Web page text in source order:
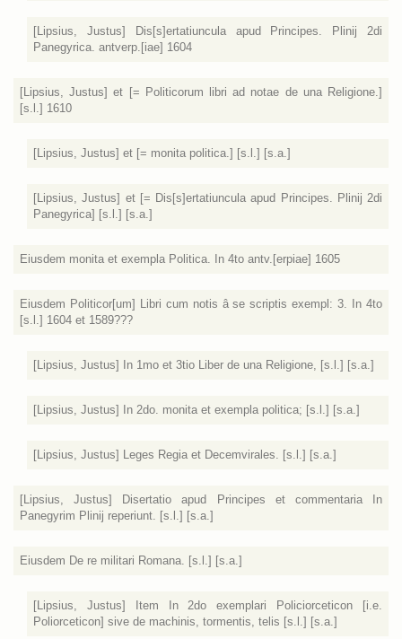
[Lipsius, Justus] Dis[s]ertatiuncula apud Principes. Plinij 2di
Panegyrica. antverp.[iae] 1604
[Lipsius, Justus] et [= Politicorum libri ad notae de una Religione.]
[s.l.] 1610
[Lipsius, Justus] et [= monita politica.] [s.l.] [s.a.]
[Lipsius, Justus] et [= Dis[s]ertatiuncula apud Principes. Plinij 2di
Panegyrica] [s.l.] [s.a.]
Eiusdem monita et exempla Politica. In 4to antv.[erpiae] 1605
Eiusdem Politicor[um] Libri cum notis â se scriptis exempl: 3. In 4to
[s.l.] 1604 et 1589???
[Lipsius, Justus] In 1mo et 3tio Liber de una Religione, [s.l.] [s.a.]
[Lipsius, Justus] In 2do. monita et exempla politica; [s.l.] [s.a.]
[Lipsius, Justus] Leges Regia et Decemvirales. [s.l.] [s.a.]
[Lipsius, Justus] Disertatio apud Principes et commentaria In
Panegyrim Plinij reperiunt. [s.l.] [s.a.]
Eiusdem De re militari Romana. [s.l.] [s.a.]
[Lipsius, Justus] Item In 2do exemplari Policiorceticon [i.e.
Poliorceticon] sive de machinis, tormentis, telis [s.l.] [s.a.]